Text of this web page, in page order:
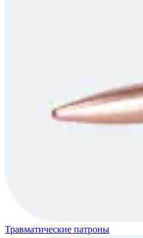
Травматические патроны